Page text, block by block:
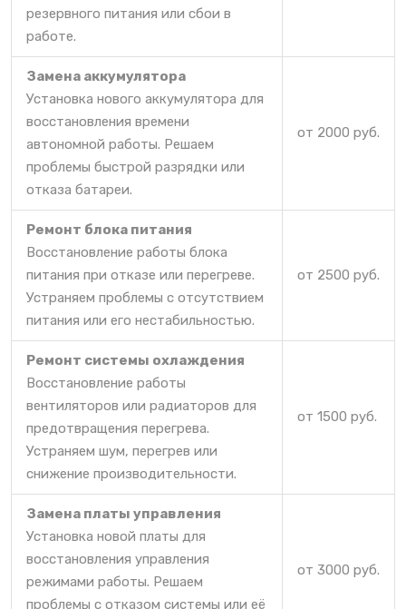
резервного питания или сбои в
работе.
Замена аккумулятора
Установка нового аккумулятора для
восстановления времени
автономной работы. Решаем
проблемы быстрой разрядки или
отказа батареи.
от 2000 руб.
Ремонт блока питания
Восстановление работы блока
питания при отказе или перегреве.
Устраняем проблемы с отсутствием
питания или его нестабильностью.
от 2500 руб.
Ремонт системы охлаждения
Восстановление работы
вентиляторов или радиаторов для
предотвращения перегрева.
Устраняем шум, перегрев или
снижение производительности.
от 1500 руб.
Замена платы управления
Установка новой платы для
восстановления управления
режимами работы. Решаем
проблемы с отказом системы или её
от 3000 руб.